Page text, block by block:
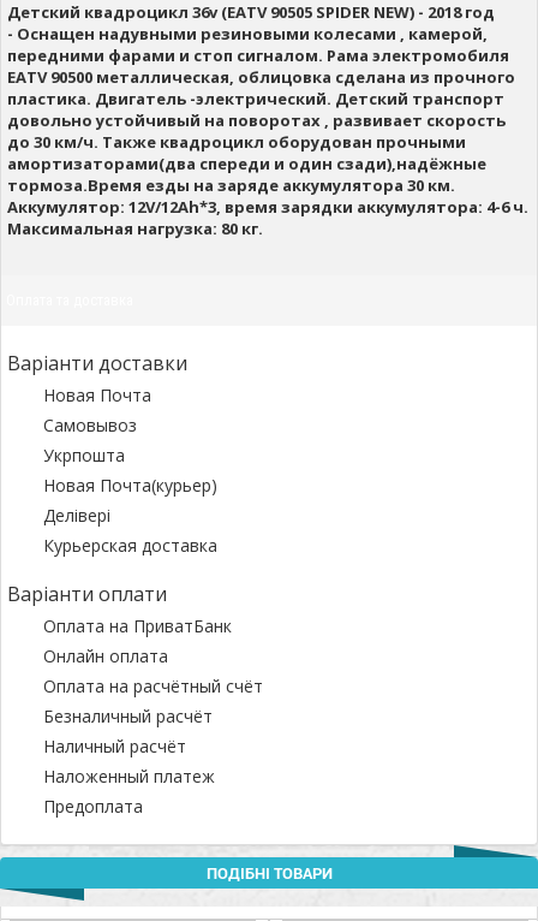
Детский квадроцикл 36v (EATV 90505 SPIDER NEW) - 2018 год
- Оснащен надувными резиновыми колесами , камерой,
передними фарами и стоп сигналом. Рама электромобиля
EATV 90500 металлическая, облицовка сделана из прочного
пластика. Двигатель -электрический. Детский транспорт
довольно устойчивый на поворотах , развивает скорость
до 30 км/ч. Также квадроцикл оборудован прочными
амортизаторами(два спереди и один сзади),надёжные
тормоза.Время езды на заряде аккумулятора 30 км.
Аккумулятор: 12V/12Ah*3, время зарядки аккумулятора: 4-6 ч.
Максимальная нагрузка: 80 кг.
Варіанти доставки
Новая Почта
Самовывоз
Укрпошта
Новая Почта(курьер)
Делівері
Курьерская доставка
Варіанти оплати
Оплата на ПриватБанк
Онлайн оплата
Оплата на расчётный счёт
Безналичный расчёт
Наличный расчёт
Наложенный платеж
Предоплата
ПОДІБНІ ТОВАРИ